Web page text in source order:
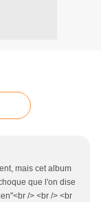
mais cet album
que l'on dise
/> <br /> <br